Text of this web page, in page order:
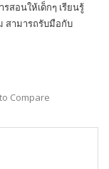
สอนให้เด็กๆ เรียนรู้
สามารถรับมือกับ
Compare